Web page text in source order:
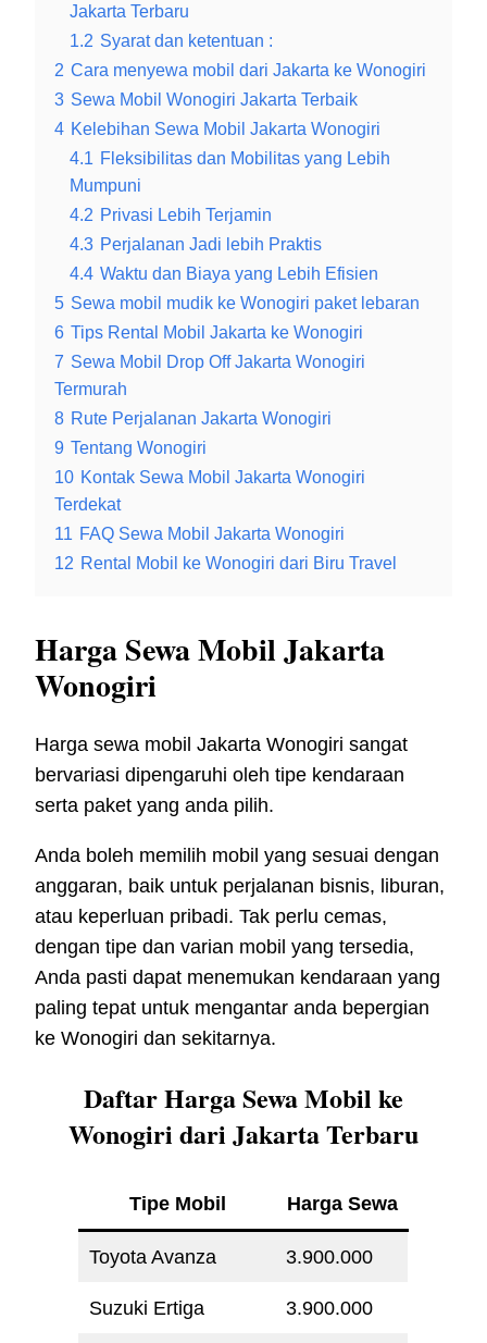
Jakarta Terbaru
1.2 Syarat dan ketentuan :
2 Cara menyewa mobil dari Jakarta ke Wonogiri
3 Sewa Mobil Wonogiri Jakarta Terbaik
4 Kelebihan Sewa Mobil Jakarta Wonogiri
4.1 Fleksibilitas dan Mobilitas yang Lebih
Mumpuni
4.2 Privasi Lebih Terjamin
4.3 Perjalanan Jadi lebih Praktis
4.4 Waktu dan Biaya yang Lebih Efisien
5 Sewa mobil mudik ke Wonogiri paket lebaran
6 Tips Rental Mobil Jakarta ke Wonogiri
7 Sewa Mobil Drop Off Jakarta Wonogiri
Termurah
8 Rute Perjalanan Jakarta Wonogiri
9 Tentang Wonogiri
10 Kontak Sewa Mobil Jakarta Wonogiri
Terdekat
11 FAQ Sewa Mobil Jakarta Wonogiri
12 Rental Mobil ke Wonogiri dari Biru Travel
Harga Sewa Mobil Jakarta
Wonogiri
Harga sewa mobil Jakarta Wonogiri sangat
bervariasi dipengaruhi oleh tipe kendaraan
serta paket yang anda pilih.
Anda boleh memilih mobil yang sesuai dengan
anggaran, baik untuk perjalanan bisnis, liburan,
atau keperluan pribadi. Tak perlu cemas,
dengan tipe dan varian mobil yang tersedia,
Anda pasti dapat menemukan kendaraan yang
paling tepat untuk mengantar anda bepergian
ke Wonogiri dan sekitarnya.
Daftar Harga Sewa Mobil ke
Wonogiri dari Jakarta Terbaru
Tipe Mobil Harga Sewa
Toyota Avanza 3.900.000
Suzuki Ertiga 3.900.000